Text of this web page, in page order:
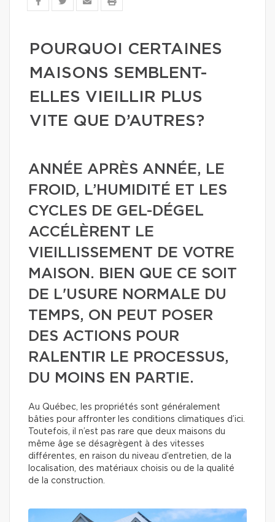
POURQUOI CERTAINES
MAISONS SEMBLENT-
ELLES VIEILLIR PLUS
VITE QUE D’AUTRES?
ANNÉE APRÈS ANNÉE, LE
FROID, L’HUMIDITÉ ET LES
CYCLES DE GEL-DÉGEL
ACCÉLÈRENT LE
VIEILLISSEMENT DE VOTRE
MAISON. BIEN QUE CE SOIT
DE L'USURE NORMALE DU
TEMPS, ON PEUT POSER
DES ACTIONS POUR
RALENTIR LE PROCESSUS,
DU MOINS EN PARTIE.
Au Québec, les propriétés sont généralement
bâties pour affronter les conditions climatiques d’ici.
Toutefois, il n’est pas rare que deux maisons du
même âge se désagrègent à des vitesses
différentes, en raison du niveau d’entretien, de la
localisation, des matériaux choisis ou de la qualité
de la construction.